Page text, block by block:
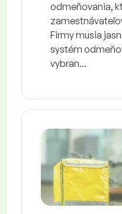
odmeňovania,
Firmy musia
systém
vybran...